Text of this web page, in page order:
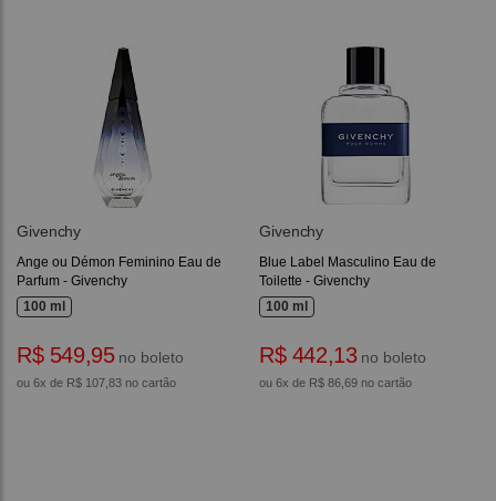
Givenchy
Ange ou Démon Feminino Eau de
Parfum - Givenchy
100 ml
R$ 549,95no boleto
ou 6x de R$ 107,83 no cartão
Givenchy
Blue Label Masculino Eau de
Toilette - Givenchy
100 ml
R$ 442,13no boleto
ou 6x de R$ 86,69 no cartão